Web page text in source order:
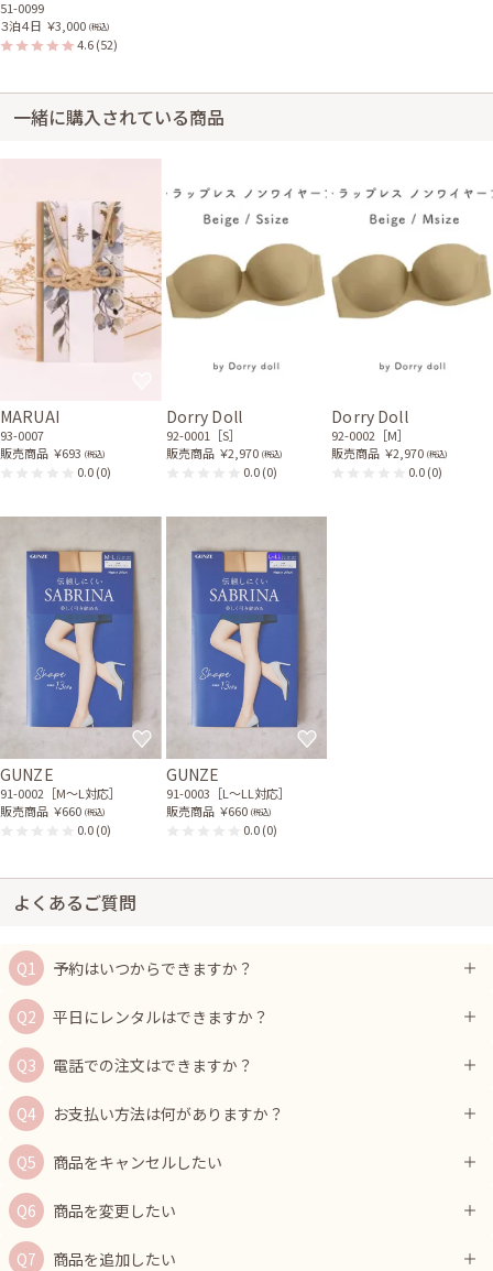
51-0099
３泊４日 ￥3,000 (税込)
4.6(52)
一緒に購入されている商品
MARUAI
93-0007
販売商品 ￥693 (税込)
0.0(0)
Dorry Doll
92-0001［S］
販売商品 ￥2,970 (税込)
0.0(0)
Dorry Doll
92-0002［M］
販売商品 ￥2,970 (税込)
0.0(0)
GUNZE
91-0002［M〜L対応］
販売商品 ￥660 (税込)
0.0(0)
GUNZE
91-0003［L〜LL対応］
販売商品 ￥660 (税込)
0.0(0)
よくあるご質問
予約はいつからできますか？
平日にレンタルはできますか？
電話での注文はできますか？
お支払い方法は何がありますか？
商品をキャンセルしたい
商品を変更したい
商品を追加したい